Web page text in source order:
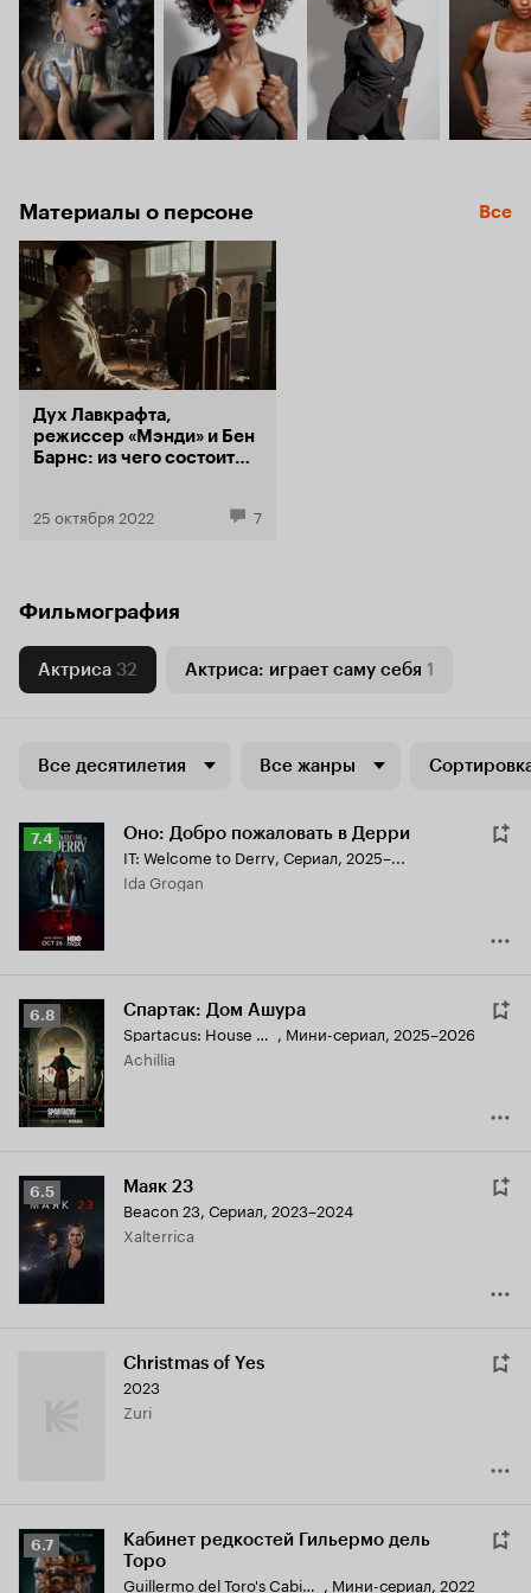
Материалы о персоне Все
Дух Лавкрафта,
режиссер «Мэнди» и Бен
Барнс: из чего состоит
25 октября 2022 7
Фильмография
Актриса 32 Актриса: играет саму себя 1
Все десятилетия Все жанры
Рейтинг
Кинопоиска
7.4
7.4 Оно: Добро пожаловать в Дерри
IT: Welcome to Derry, Сериал, 2025–...
Ida Grogan
Рейтинг
Кинопоиска
6.8
6.8 Спартак: Дом Ашура
Spartacus: House of Ashur , Мини-сериал, 2025–2026
Achillia
Рейтинг
Кинопоиска
6.5
6.5 Маяк 23
Beacon 23, Сериал, 2023–2024
Xalterrica
Christmas of Yes
2023
Zuri
Рейтинг
Кинопоиска
6.7
Кабинет редкостей Гильермо дель
Торо
Guillermo del Toro's Cabinet of Curiosities , Мини-сериал, 2022